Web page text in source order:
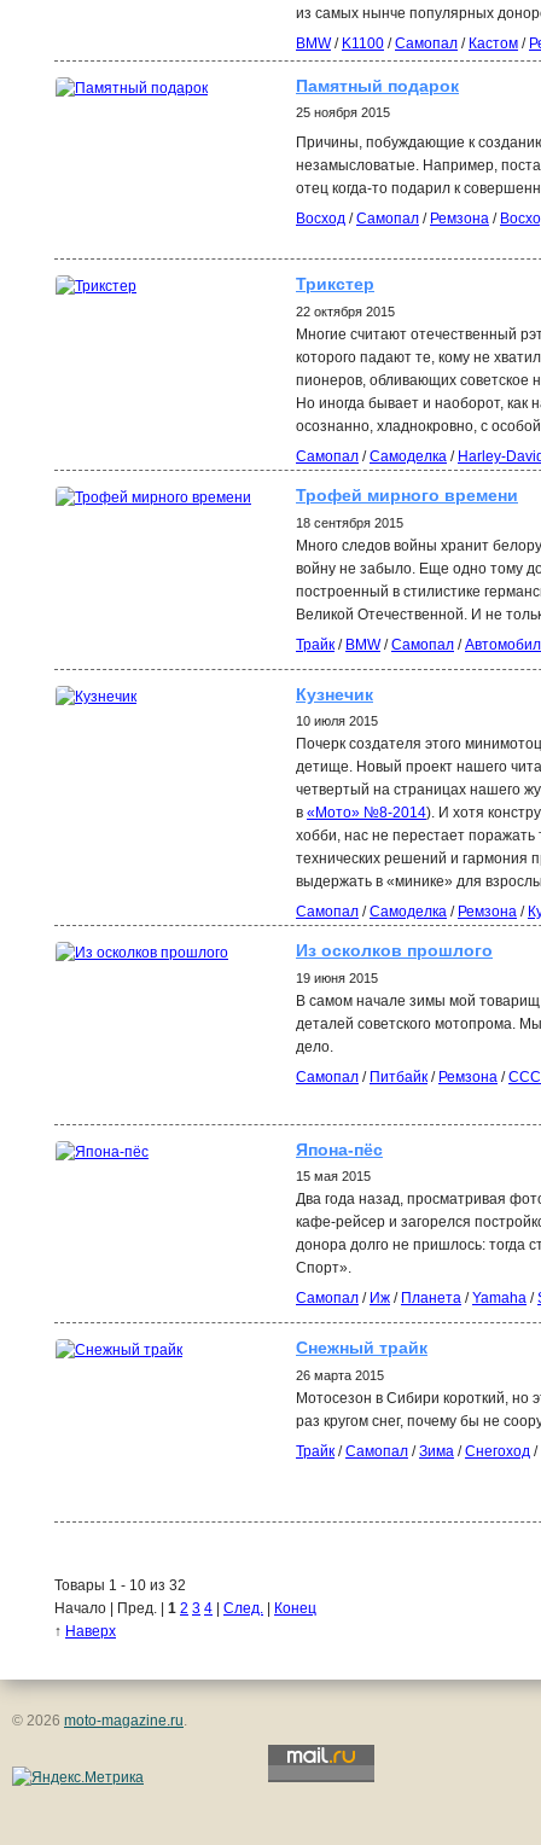
из самых нынче популярных
BMW/ K1100 /Самопал / Кастом /
Памятный подарок
25 ноября 2015
Причины, побуждающие к
незамысловатые. Например,
отец когда-то подарил к
Восход /Самопал / Ремзона /
Трикстер
22 октября 2015
Многие считают отечественный
которого падают те, кому не
пионеров, обливающих советское
Но иногда бывает и наоборот,
осознанно, хладнокровно, с
Самопал /Самоделка / Harley-
Трофей мирного времени
18 сентября 2015
Много следов войны хранит
войну не забыло. Еще одно тому
построенный в стилистике
Великой Отечественной. И не
Трайк / BMW/Самопал /
Кузнечик
10 июля 2015
Почерк создателя этого
детище. Новый проект нашего
четвертый на страницах нашего
в «Мото» №8-2014). И хотя
хобби, нас не перестает поражать
технических решений и гармония
выдержать в «минике» для
Самопал /Самоделка / Ремзона /
Из осколков прошлого
19 июня 2015
В самом начале зимы мой
деталей советского мотопрома.
дело.
Самопал / Питбайк / Ремзона /
Япона-пёс
15 мая 2015
Два года назад, просматривая
кафе-рейсер и загорелся
донора долго не пришлось: тогда
Спорт».
Самопал / Иж / Планета /Yamaha /
Снежный трайк
26 марта 2015
Мотосезон в Сибири короткий, но
раз кругом снег, почему бы не
Трайк /Самопал /Зима /Снегоход /
Товары 1 - 10 из 32
Начало | Пред. | 1 2 3 4 След.
Конец
↑ Наверх
© 2026 moto-magazine.ru.